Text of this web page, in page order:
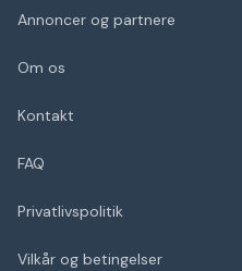
Annoncer og partnere
Om os
Kontakt
FAQ
Privatlivspolitik
Vilkår og betingelser